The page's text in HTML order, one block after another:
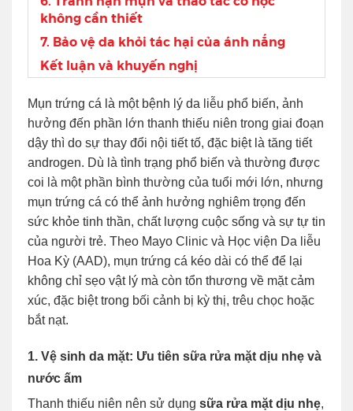
không cần thiết
7. Bảo vệ da khỏi tác hại của ánh nắng
Kết luận và khuyến nghị
Mụn trứng cá là một bệnh lý da liễu phổ biến, ảnh
hưởng đến phần lớn thanh thiếu niên trong giai đoạn
dậy thì do sự thay đổi nội tiết tố, đặc biệt là tăng tiết
androgen. Dù là tình trạng phổ biến và thường được
coi là một phần bình thường của tuổi mới lớn, nhưng
mụn trứng cá có thể ảnh hưởng nghiêm trọng đến
sức khỏe tinh thần, chất lượng cuộc sống và sự tự tin
của người trẻ. Theo Mayo Clinic và Học viện Da liễu
Hoa Kỳ (AAD), mụn trứng cá kéo dài có thể để lại
không chỉ sẹo vật lý mà còn tổn thương về mặt cảm
xúc, đặc biệt trong bối cảnh bị kỳ thị, trêu chọc hoặc
bắt nạt.
1. Vệ sinh da mặt: Ưu tiên sữa rửa mặt dịu nhẹ và
nước ấm
Thanh thiếu niên nên sử dụng sữa rửa mặt dịu nhẹ,